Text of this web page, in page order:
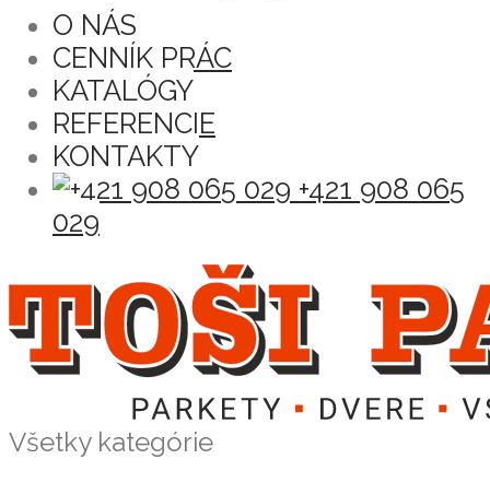
O NÁS
CENNÍK PRÁC
KATALÓGY
REFERENCIE
KONTAKTY
+421 908 065
029
Všetky kategórie